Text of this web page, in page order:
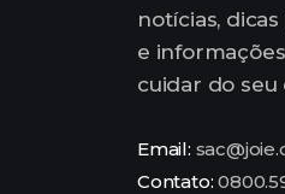
notícias,
e
cuidar do
Email:
Contato: